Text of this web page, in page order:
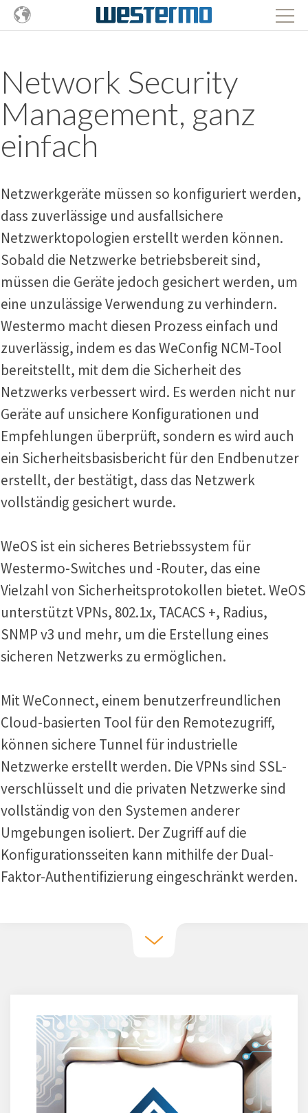
Network Security
Management, ganz
einfach
Netzwerkgeräte müssen so konfiguriert werden,
dass zuverlässige und ausfallsichere
Netzwerktopologien erstellt werden können.
Sobald die Netzwerke betriebsbereit sind,
müssen die Geräte jedoch gesichert werden, um
eine unzulässige Verwendung zu verhindern.
Westermo macht diesen Prozess einfach und
zuverlässig, indem es das WeConfig NCM-Tool
bereitstellt, mit dem die Sicherheit des
Netzwerks verbessert wird. Es werden nicht nur
Geräte auf unsichere Konfigurationen und
Empfehlungen überprüft, sondern es wird auch
ein Sicherheitsbasisbericht für den Endbenutzer
erstellt, der bestätigt, dass das Netzwerk
vollständig gesichert wurde.
WeOS ist ein sicheres Betriebssystem für
Westermo-Switches und -Router, das eine
Vielzahl von Sicherheitsprotokollen bietet. WeOS
unterstützt VPNs, 802.1x, TACACS +, Radius,
SNMP v3 und mehr, um die Erstellung eines
sicheren Netzwerks zu ermöglichen.
Mit WeConnect, einem benutzerfreundlichen
Cloud-basierten Tool für den Remotezugriff,
können sichere Tunnel für industrielle
Netzwerke erstellt werden. Die VPNs sind SSL-
verschlüsselt und die privaten Netzwerke sind
vollständig von den Systemen anderer
Umgebungen isoliert. Der Zugriff auf die
Konfigurationsseiten kann mithilfe der Dual-
Faktor-Authentifizierung eingeschränkt werden.